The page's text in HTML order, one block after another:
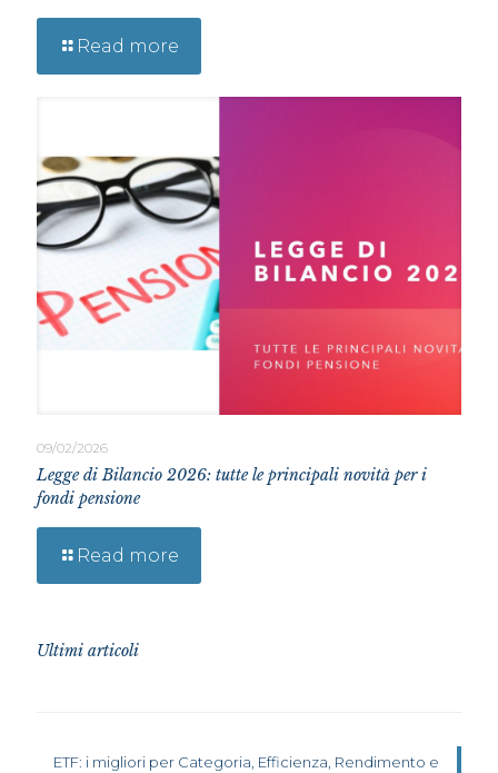
Read more
09/02/2026
Legge di Bilancio 2026: tutte le principali novità per i
fondi pensione
Read more
Ultimi articoli
ETF: i migliori per Categoria, Efficienza, Rendimento e